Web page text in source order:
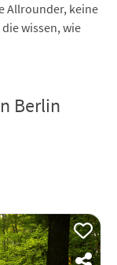
Allrounder, keine
die wissen, wie
Berlin